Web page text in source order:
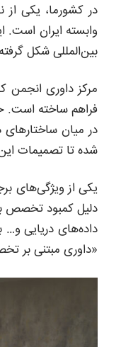
در کشورما، یکی از
وابسته ایران است.
بین‌المللی شکل
مرکز داوری انجمن
فراهم ساخته است.
در میان
شده تا تصمیمات این
یکی از ویژگی‌های
دلیل کمبود تخصص
داده‌های دریایی و…
«داوری مبتنی بر